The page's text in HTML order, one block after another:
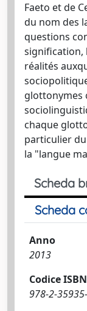
Faeto et de
du nom des
questions
signification,
réalités
glottonymes
chaque
particulier
la "langue
Scheda
Scheda
Anno
2013
Codice ISBN
978-2-